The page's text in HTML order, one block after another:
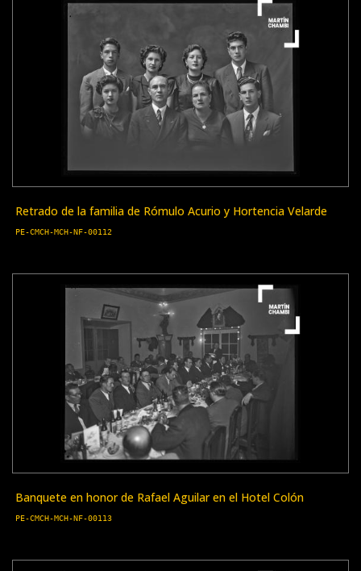
Retrado de la familia de Rómulo Acurio y Hortencia Velarde
PE-CMCH-MCH-NF-00112
Banquete en honor de Rafael Aguilar en el Hotel Colón
PE-CMCH-MCH-NF-00113